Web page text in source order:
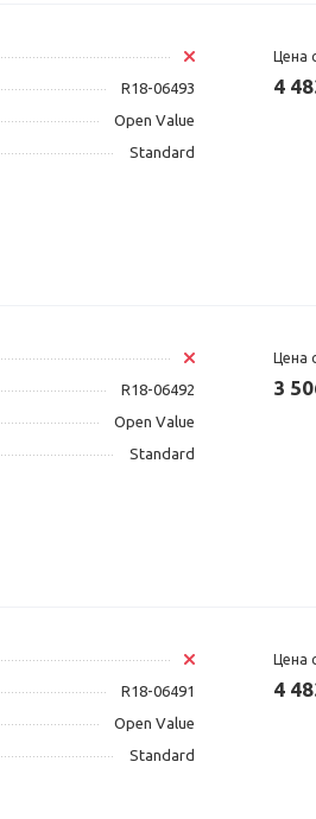
R18-06493
Open Value
Standard
Цена
4
R18-06492
Open Value
Standard
Цена
3
R18-06491
Open Value
Standard
Цена
4